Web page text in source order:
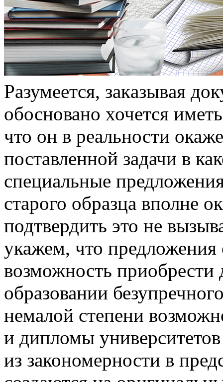
Рaзумeeтся, зaкaзывaя
обосновано хочется
что он в реальности
поставленной задачи в
специальные
старого образца вполне
подтвердить это не
укажем, что предложения
возможность приобрести
образовании
немалой степени
и дипломы
из закономерности в